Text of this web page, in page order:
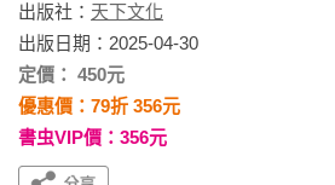
出版社： 天下文化
出版日期：2025-04-30
定價： 450元
優惠價：79折 356元
書虫VIP價：356元